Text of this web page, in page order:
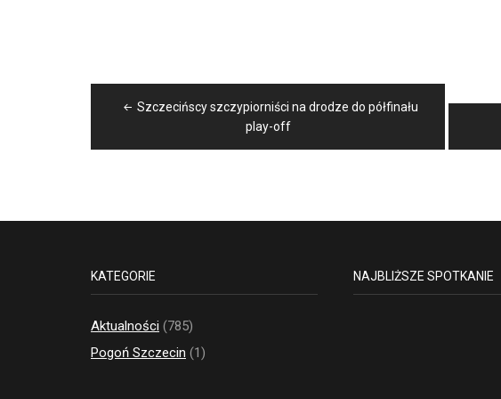
Nawigacja
Szczecińscy szczypiorniści na drodze do półfinału
play-off
KATEGORIE
Aktualności (785)
Pogoń Szczecin (1)
NAJBLIŻSZE SPOTKANIE